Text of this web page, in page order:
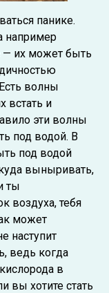
панике.
например
— их может быть
волны
встать и
эти волны
под водой. В
под водой
выныривать,
ты
воздуха, тебя
может
наступит
ведь когда
в
вы хотите стать